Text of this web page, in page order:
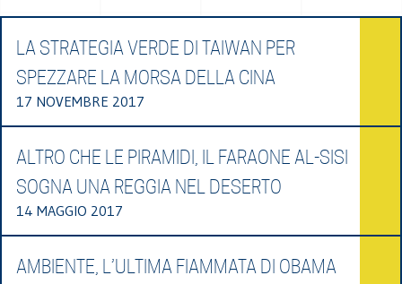
LA STRATEGIA VERDE DI TAIWAN PER
SPEZZARE LA MORSA DELLA CINA
17 NOVEMBRE 2017
ALTRO CHE LE PIRAMIDI, IL FARAONE AL-SISI
SOGNA UNA REGGIA NEL DESERTO
14 MAGGIO 2017
AMBIENTE, L’ULTIMA FIAMMATA DI OBAMA